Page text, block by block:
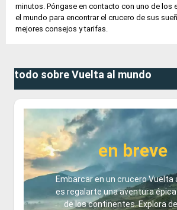
minutos. Póngase en contacto con uno de los
el mundo para encontrar el crucero de sus
mejores consejos y tarifas.
todo sobre Vuelta al mundo
en breve
Embarcar en un crucero Vuelta
es regalarte una aventura
de los continentes. Explora